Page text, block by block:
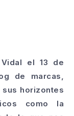
el 13 de
de marcas,
horizontes
como la